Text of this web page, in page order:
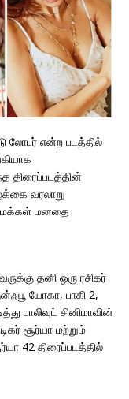
லோபர் என்ற படத்தில்
திரைப்படத்தின்
வரலாறு
மக்கள் மனதை
தனி ஒரு ரசிகர்
யோகா, பாகி 2,
பாலிவுட் சினிமாவின்
சூர்யா மற்றும்
42 திரைப்படத்தில்